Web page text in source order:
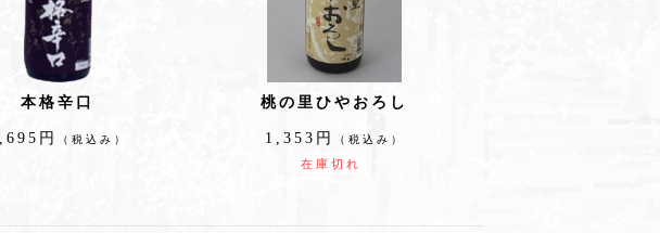
本格辛口
円 （税込み）
桃の里ひやおろし
1,353円 （税込み）
在庫切れ